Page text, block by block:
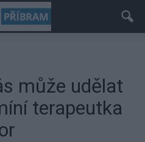
může udělat
terapeutka